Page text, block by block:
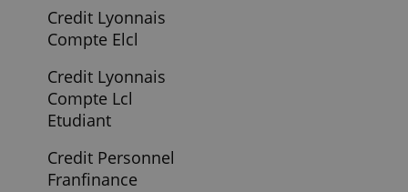
Compte Esprit
Bnp Paribas
Compte Esprit
Libre Initiative
Bnp Paribas